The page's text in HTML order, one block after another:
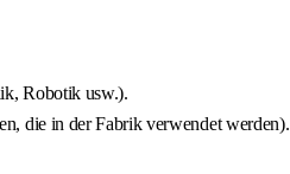
Robotik usw.).
die in der Fabrik verwendet werden).